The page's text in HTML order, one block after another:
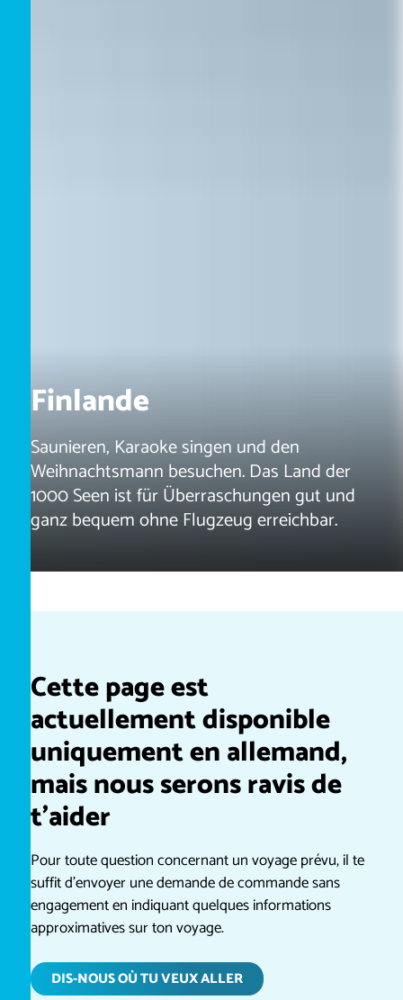
Finlande
Saunieren, Karaoke singen und den
Weihnachtsmann besuchen. Das Land der
1000 Seen ist für Überraschungen gut und
ganz bequem ohne Flugzeug erreichbar.
Cette page est
actuellement disponible
uniquement en allemand,
mais nous serons ravis de
t’aider
Pour toute question concernant un voyage prévu, il te
suffit d’envoyer une demande de commande sans
engagement en indiquant quelques informations
approximatives sur ton voyage.
DIS-NOUS OÙ TU VEUX ALLER